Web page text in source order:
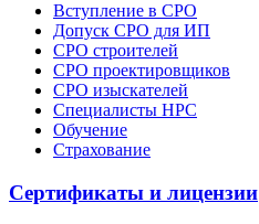
Вступление в СРО
Допуск СРО для ИП
СРО строителей
СРО проектировщиков
СРО изыскателей
Специалисты НРС
Обучение
Страхование
Сертификаты и лицензии